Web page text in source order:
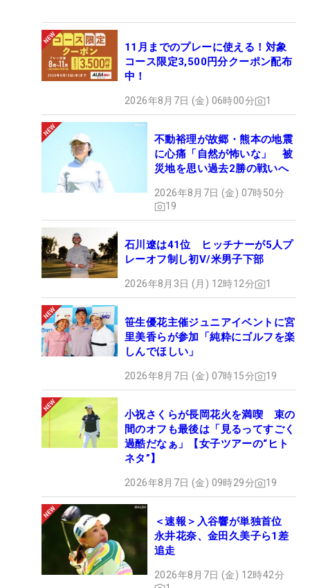
11月までのプレーに使える！対象
コース限定3,500円分クーポン配布
中！
2026年8月7日 (金) 06時00分 1
不動裕理が故郷・熊本の地震
に心痛「自然が怖いな」 被
災地を思い過去2勝の戦いへ
2026年8月7日 (金) 07時50分
19
石川遼は41位 ヒッチナーが5人プ
レーオフ制し初V/米男子下部
2026年8月3日 (月) 12時12分 1
笹生優花主催ジュニアイベントに宮
里美香らが参加「純粋にゴルフを楽
しんでほしい」
2026年8月7日 (金) 07時15分 19
小祝さくらが長岡花火を満喫 束の
間のオフも最後は「見るってすごく
過酷だなぁ」【女子ツアーの“ヒト
ネタ”】
2026年8月7日 (金) 09時29分 19
＜速報＞入谷響が単独首位
永井花奈、金田久美子ら1差
追走
2026年8月7日 (金) 12時42分